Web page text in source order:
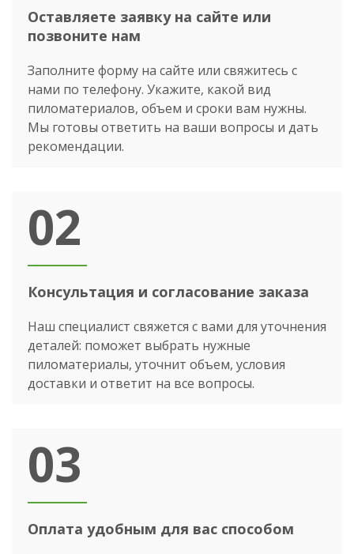
Оставляете заявку на сайте или
позвоните нам
Заполните форму на сайте или свяжитесь с
нами по телефону. Укажите, какой вид
пиломатериалов, объем и сроки вам нужны.
Мы готовы ответить на ваши вопросы и дать
рекомендации.
02
Консультация и согласование заказа
Наш специалист свяжется с вами для уточнения
деталей: поможет выбрать нужные
пиломатериалы, уточнит объем, условия
доставки и ответит на все вопросы.
03
Оплата удобным для вас способом